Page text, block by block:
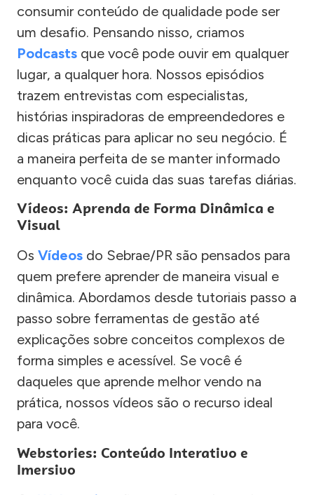
consumir conteúdo de qualidade pode ser
um desafio. Pensando nisso, criamos
Podcasts que você pode ouvir em qualquer
lugar, a qualquer hora. Nossos episódios
trazem entrevistas com especialistas,
histórias inspiradoras de empreendedores e
dicas práticas para aplicar no seu negócio. É
a maneira perfeita de se manter informado
enquanto você cuida das suas tarefas diárias.
Vídeos: Aprenda de Forma Dinâmica e
Visual
Os Vídeos do Sebrae/PR são pensados para
quem prefere aprender de maneira visual e
dinâmica. Abordamos desde tutoriais passo a
passo sobre ferramentas de gestão até
explicações sobre conceitos complexos de
forma simples e acessível. Se você é
daqueles que aprende melhor vendo na
prática, nossos vídeos são o recurso ideal
para você.
Webstories: Conteúdo Interativo e
Imersivo